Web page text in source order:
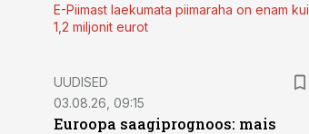
E-Piimast laekumata piimaraha on enam kui
1,2 miljonit eurot
UUDISED
03.08.26, 09:15
Euroopa saagiprognoos: mais